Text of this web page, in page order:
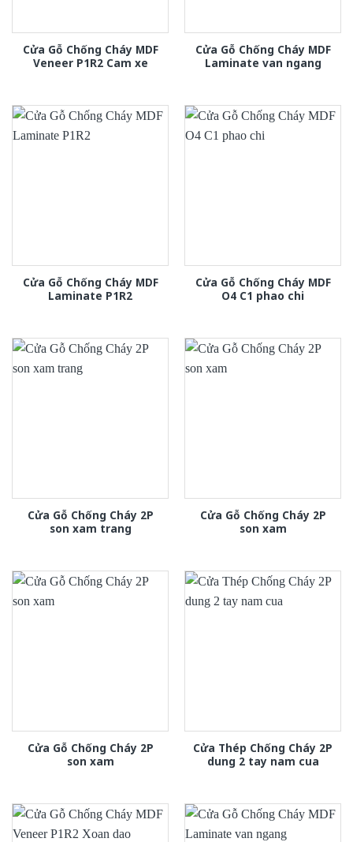
Cửa Gỗ Chống Cháy MDF
Veneer P1R2 Cam xe
Cửa Gỗ Chống Cháy MDF
Laminate van ngang
Cửa Gỗ Chống Cháy MDF
Laminate P1R2
Cửa Gỗ Chống Cháy MDF
O4 C1 phao chi
Cửa Gỗ Chống Cháy 2P
son xam trang
Cửa Gỗ Chống Cháy 2P
son xam
Cửa Gỗ Chống Cháy 2P
son xam
Cửa Thép Chống Cháy 2P
dung 2 tay nam cua